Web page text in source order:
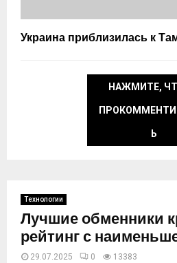
Украина приблизилась к
НАЖМИТЕ,
Ь
Технологии
Лучшие обменники
рейтинг с
29.07.2025 0 13383